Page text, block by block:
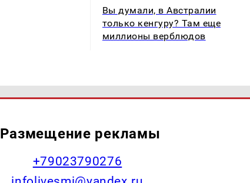
Вы думали, в Австралии
только кенгуру? Там еще
миллионы верблюдов
Размещение рекламы
+79023790276